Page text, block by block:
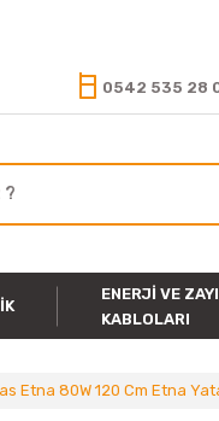
0542 535 28
ENERJI VE
KABLOLARI
Etna 80W 120 Cm Etna